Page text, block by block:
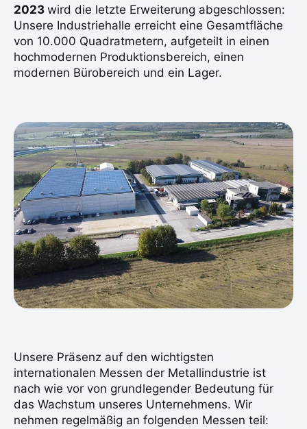
2023 wird die letzte Erweiterung abgeschlossen:
Unsere Industriehalle erreicht eine Gesamtfläche
von 10.000 Quadratmetern, aufgeteilt in einen
hochmodernen Produktionsbereich, einen
modernen Bürobereich und ein Lager.
Unsere Präsenz auf den wichtigsten
internationalen Messen der Metallindustrie ist
nach wie vor von grundlegender Bedeutung für
das Wachstum unseres Unternehmens. Wir
nehmen regelmäßig an folgenden Messen teil: